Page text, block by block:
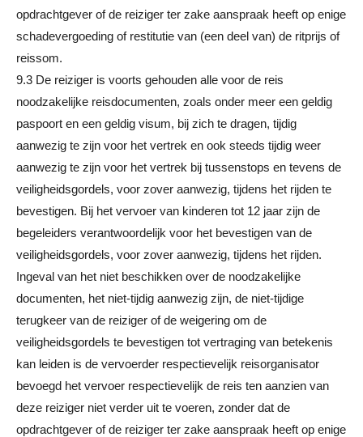
opdrachtgever of de reiziger ter zake aanspraak heeft op enige
schadevergoeding of restitutie van (een deel van) de ritprijs of
reissom.
9.3 De reiziger is voorts gehouden alle voor de reis
noodzakelijke reisdocumenten, zoals onder meer een geldig
paspoort en een geldig visum, bij zich te dragen, tijdig
aanwezig te zijn voor het vertrek en ook steeds tijdig weer
aanwezig te zijn voor het vertrek bij tussenstops en tevens de
veiligheidsgordels, voor zover aanwezig, tijdens het rijden te
bevestigen. Bij het vervoer van kinderen tot 12 jaar zijn de
begeleiders verantwoordelijk voor het bevestigen van de
veiligheidsgordels, voor zover aanwezig, tijdens het rijden.
Ingeval van het niet beschikken over de noodzakelijke
documenten, het niet-tijdig aanwezig zijn, de niet-tijdige
terugkeer van de reiziger of de weigering om de
veiligheidsgordels te bevestigen tot vertraging van betekenis
kan leiden is de vervoerder respectievelijk reisorganisator
bevoegd het vervoer respectievelijk de reis ten aanzien van
deze reiziger niet verder uit te voeren, zonder dat de
opdrachtgever of de reiziger ter zake aanspraak heeft op enige